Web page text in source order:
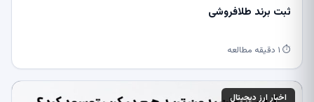
ثبت برند طلافروشی
⏱ ۱ دقیقه مطالعه
اخبار ارز دیجیتال